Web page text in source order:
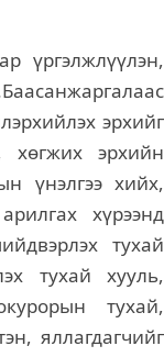
үргэлжлүүлэн,
эрхийг
хөгжих эрхийн
үнэлгээ хийх,
хүрээнд
тухай
тухай хууль,
тухай,
яллагдагчийг